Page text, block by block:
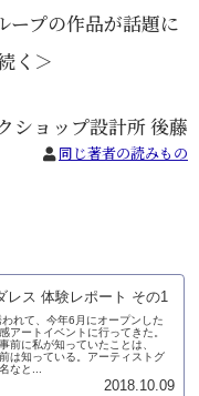
ープの作品が話題に
く＞
ショップ設計所 後藤
同じ著者の読みもの
レス 体験レポート その1
れて、今年6月にオープンした
アートイベントに行ってきた。
前に私が知っていたことは、
は知っている。アーティストグ
なと...
2018.10.09